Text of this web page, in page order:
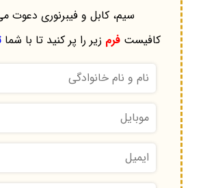
سیم، کابل و فیبرنوری دعوت
کافیستفرم زیر را پر کنید تا با شما